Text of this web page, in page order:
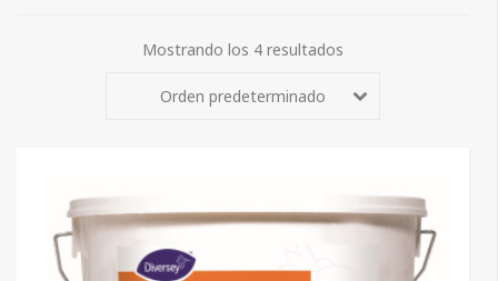
Mostrando los 4 resultados
Orden predeterminado